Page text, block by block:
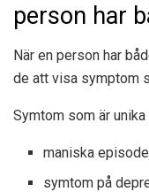
person har
När en person har
de att visa symptom
Symtom som är
maniska
symtom på